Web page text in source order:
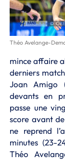
Théo Avelange-
mince affaire
derniers
Joan Amigo
devants en
passe une
score avant
ne reprend
minutes (23-
Théo